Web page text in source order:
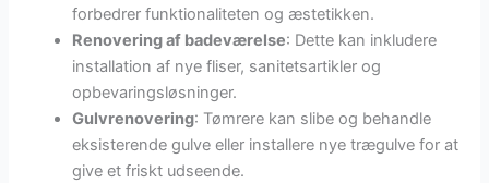
forbedrer funktionaliteten og æstetikken.
Renovering af badeværelse: Dette kan inkludere
installation af nye fliser, sanitetsartikler og
opbevaringsløsninger.
Gulvrenovering: Tømrere kan slibe og behandle
eksisterende gulve eller installere nye trægulve for at
give et friskt udseende.